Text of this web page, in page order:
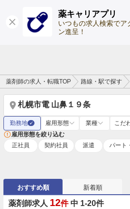
薬キャリアプリ
いつもの求人検索でア
ン進呈！
薬剤師の求人・転職TOP 路線・駅で探す
札幌市電 山鼻１９条
勤務地 ✓ 雇用形態 業種 こだ
雇用形態を絞り込む
正社員
契約社員 派遣 パート
おすすめ順 新着順
薬剤師求人 12件 中 1-20件